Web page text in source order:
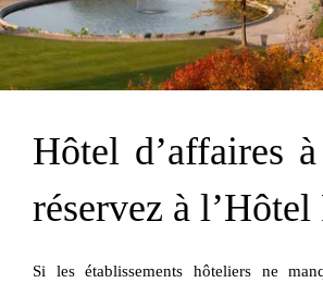
Hôtel d’affaires
réservez à l’Hôtel
Si les établissements hôteliers ne